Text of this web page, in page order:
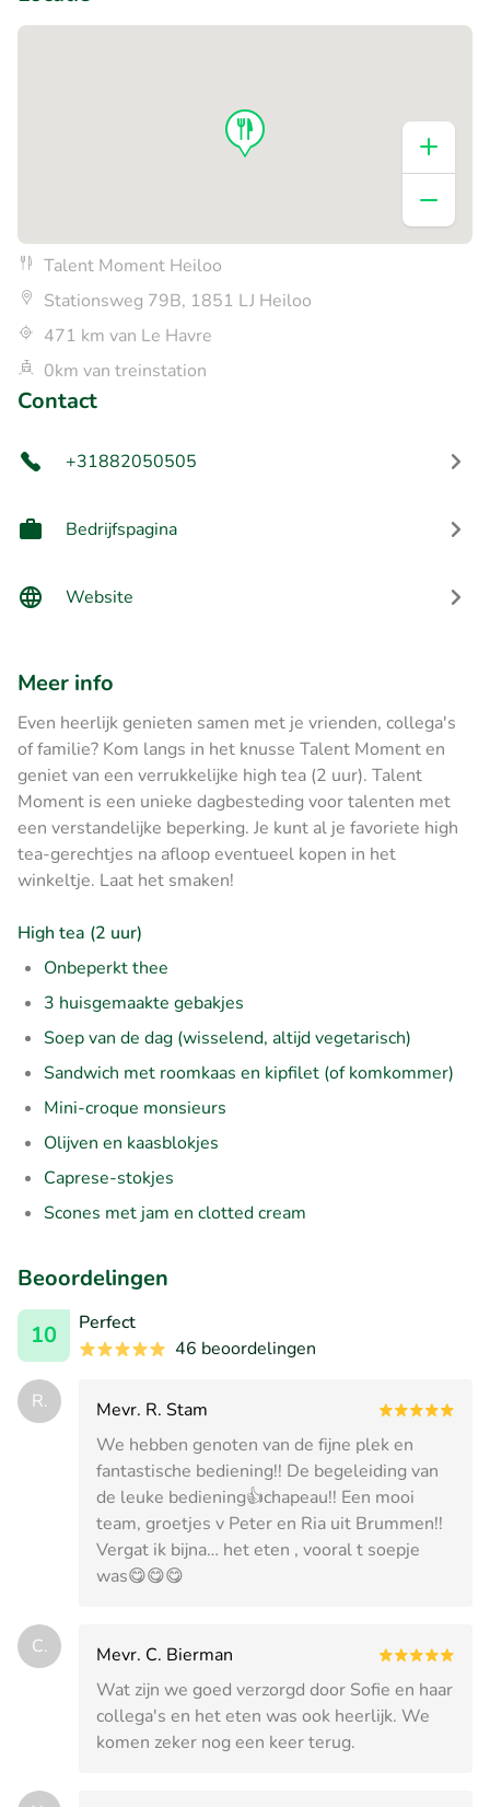
Talent Moment Heiloo
Stationsweg 79B, 1851 LJ Heiloo
471 km van Le Havre
0km van treinstation
Contact
+31882050505
Bedrijfspagina
Website
Meer info
Even heerlijk genieten samen met je vrienden, collega's
of familie? Kom langs in het knusse Talent Moment en
geniet van een verrukkelijke high tea (2 uur). Talent
Moment is een unieke dagbesteding voor talenten met
een verstandelijke beperking. Je kunt al je favoriete high
tea-gerechtjes na afloop eventueel kopen in het
winkeltje. Laat het smaken!
High tea (2 uur)
Onbeperkt thee
3 huisgemaakte gebakjes
Soep van de dag (wisselend, altijd vegetarisch)
Sandwich met roomkaas en kipfilet (of komkommer)
Mini-croque monsieurs
Olijven en kaasblokjes
Caprese-stokjes
Scones met jam en clotted cream
Beoordelingen
10
Perfect
46 beoordelingen
R.
Mevr. R. Stam
We hebben genoten van de fijne plek en
fantastische bediening!! De begeleiding van
de leuke bediening👍chapeau!! Een mooi
team, groetjes v Peter en Ria uit Brummen!!
Vergat ik bijna… het eten , vooral t soepje
was😋😋😋
C.
Mevr. C. Bierman
Wat zijn we goed verzorgd door Sofie en haar
collega's en het eten was ook heerlijk. We
komen zeker nog een keer terug.